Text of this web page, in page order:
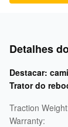
Detalhes
Destacar:
Trator do
Traction
Warranty: